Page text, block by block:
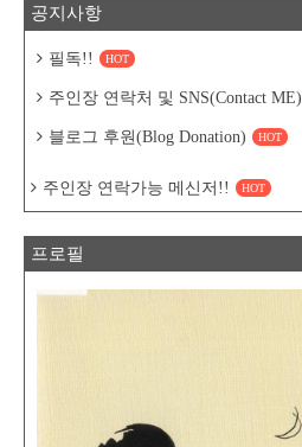
공지사항
필독!! HOT
주인장 연락처 및 SNS(Contact ME)
블로그 후원(Blog Donation) HOT
주인장 연락가능 메신저!! HOT
프로필